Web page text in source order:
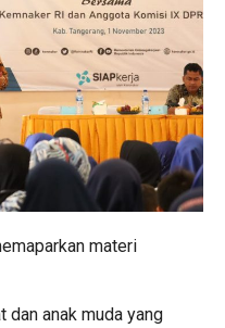
materi
dan anak muda yang